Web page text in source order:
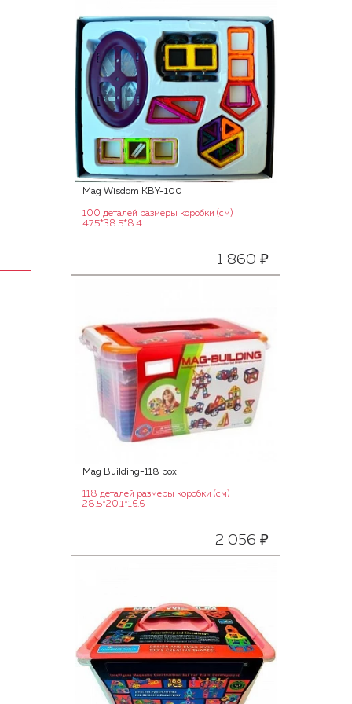
Mag Wisdom KBY-100
100 деталей размеры коробки (см)
47.5*38.5*8.4
1 860 ₽
Mag Building-118 box
118 деталей размеры коробки (см)
28.5*20.1*16.6
2 056 ₽